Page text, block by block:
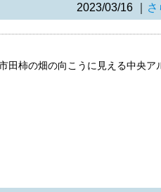
2023/03/16
田柿の畑の向こうに見える中央ア